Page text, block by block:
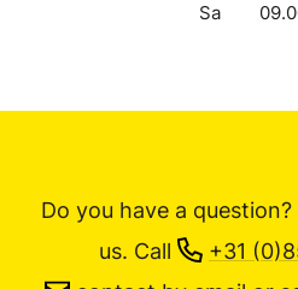
Sa
Do you have a
us. Call +31